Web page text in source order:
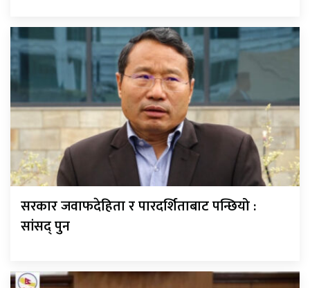
सरकार जवाफदेहिता र पारदर्शिताबाट पन्छियो :
सांसद् पुन